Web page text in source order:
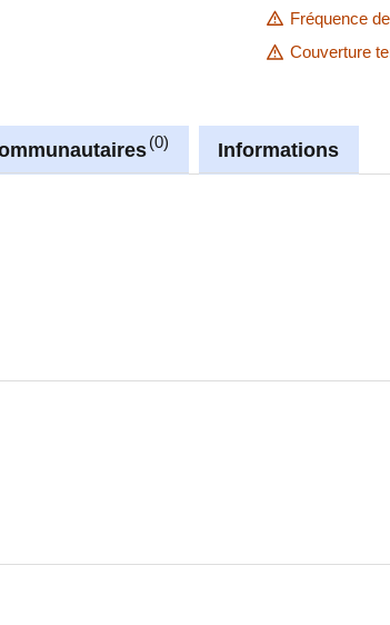
Fréquence
Couverture
0 Informations